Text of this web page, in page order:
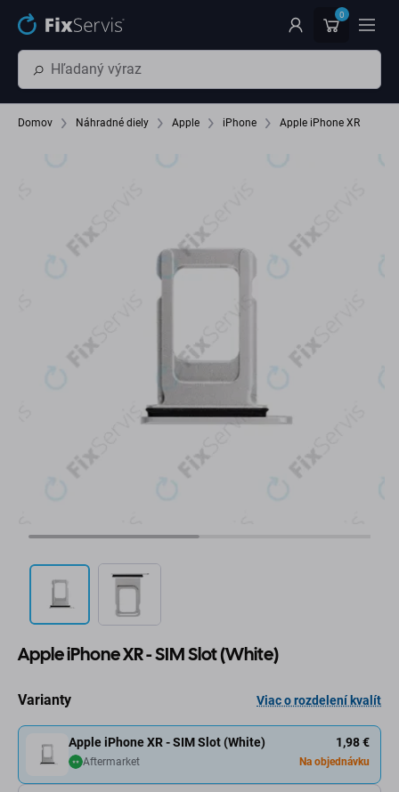
Preskočiť na hlavný obsah 0
Domov Náhradné diely Apple iPhone Apple iPhone XR
Apple iPhone XR - SIM Slot (White)
Varianty Viac o rozdelení kvalít
Apple iPhone XR - SIM Slot (White) 1,98 €
Aftermarket Na objednávku